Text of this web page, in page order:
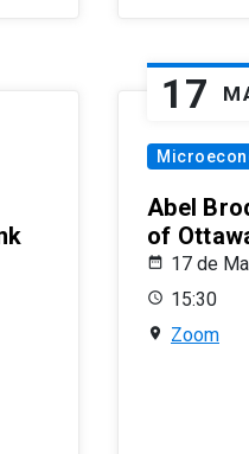
17
Abel
of
17 de
15:30
Zoom